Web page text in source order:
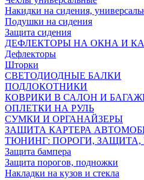
Накидки на сидения,
Подушки на сидения
Защита сидения
ДЕФЛЕКТОРЫ НА ОКНА И
Дефлекторы
Шторки
СВЕТОДИОДНЫЕ БАЛКИ
ПОДЛОКОТНИКИ
КОВРИКИ В САЛОН И
ОПЛЕТКИ НА РУЛЬ
СУМКИ И ОРГАНАЙЗЕРЫ
ЗАЩИТА КАРТЕРА
ТЮНИНГ: ПОРОГИ,
Защита бампера
Защита порогов, подножки
Накладки на кузов и стекла